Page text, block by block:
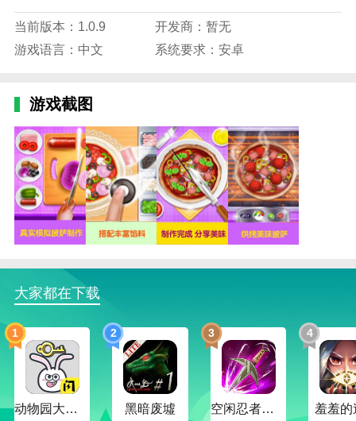
3、将制作好的披萨放入烤箱，控制火候时间，避
免烤焦；
取星级评价与金币奖励。
宝宝厨房做披萨游戏特色
1、寓教于乐：通过模拟厨房操作，提高儿童的动
手能力和认知能力；
2、丰富食材组合：提供几十种不同配料与酱料，
提升搭配想象力；
需求，激发服务意识；
4、安全无广告：游戏无内购无广告，环境健康，
适合低龄宝宝安心游玩。
宝宝厨房做披萨游戏内容
1、食材认知学习：通过反复使用各种披萨原料，
让宝宝了解不同食材的名称与作用；
当前版本：1.0.9
开发商：暂无
游戏语言：中文
系统要求：安卓
游戏截图
大家都在下载
1
动物园大冒险
2
黑暗废墟
3
空闲忍者传奇
4
羞羞的